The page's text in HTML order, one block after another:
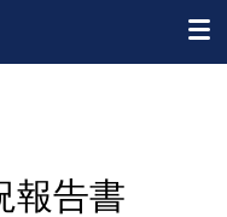
報告書